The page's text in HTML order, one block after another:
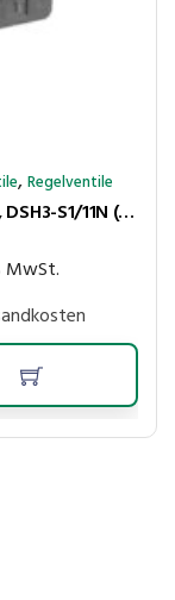
,Regelventile
Wegeventil mit Handhebelbetätigung, DSH3-S1/11N (NG06 / CETOP 3)
MwSt.